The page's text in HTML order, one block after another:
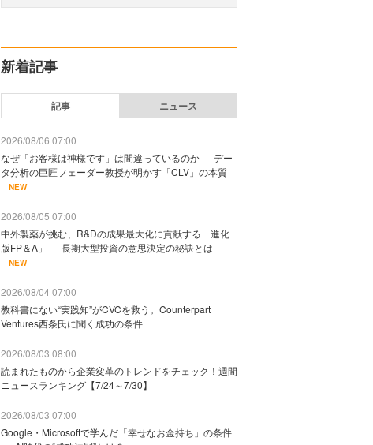
新着記事
記事 ニュース
2026/08/06 07:00
なぜ「お客様は神様です」は間違っているのか──デー
タ分析の巨匠フェーダー教授が明かす「CLV」の本質
NEW
2026/08/05 07:00
中外製薬が挑む、R&Dの成果最大化に貢献する「進化
版FP＆A」──長期大型投資の意思決定の秘訣とは
NEW
2026/08/04 07:00
教科書にない“実践知”がCVCを救う。Counterpart
Ventures西条氏に聞く成功の条件
2026/08/03 08:00
読まれたものから企業変革のトレンドをチェック！週間
ニュースランキング【7/24～7/30】
2026/08/03 07:00
Google・Microsoftで学んだ「幸せなお金持ち」の条件